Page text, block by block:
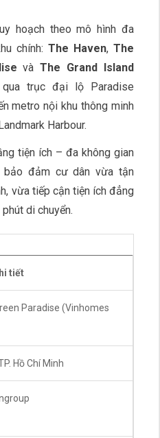
hoạch theo mô hình đa
chính: The Haven,The
vàThe Grand Island
trục đại lộ Paradise
metro nội khu thông minh
Harbour.
tiện ích – đa không gian
bảo đảm cư dân vừa tận
vừa tiếp cận tiện ích đẳng
di chuyển.
tiết
Paradise (Vinhomes
Hồ Chí Minh